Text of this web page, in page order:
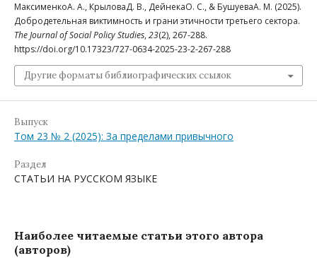
МаксименкоА. А., КрыловаД. В., ДейнекаО. С., & БушуеваА. М. (2025).
Добродетельная виктимность и грани этичности третьего сектора.
The Journal of Social Policy Studies, 23(2), 267-288.
https://doi.org/10.17323/727-0634-2025-23-2-267-288
Другие форматы библиографических ссылок
Выпуск
Том 23 № 2 (2025): За пределами привычного
Раздел
СТАТЬИ НА РУССКОМ ЯЗЫКЕ
Наиболее читаемые статьи этого автора
(авторов)